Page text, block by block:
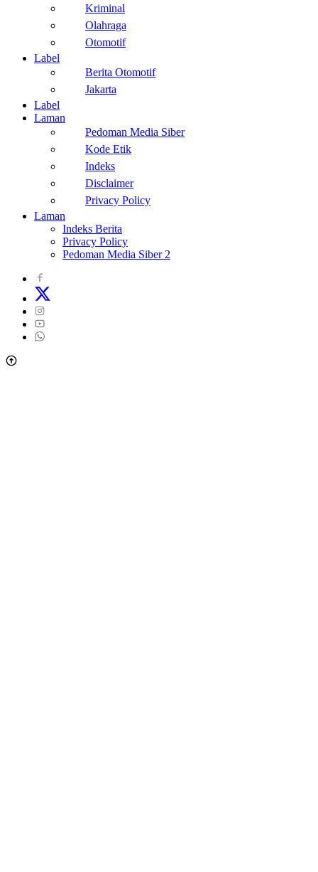
Kriminal
Olahraga
Otomotif
Label
Berita Otomotif
Jakarta
Label
Laman
Pedoman Media Siber
Kode Etik
Indeks
Disclaimer
Privacy Policy
Laman
Indeks Berita
Privacy Policy
Pedoman Media Siber 2